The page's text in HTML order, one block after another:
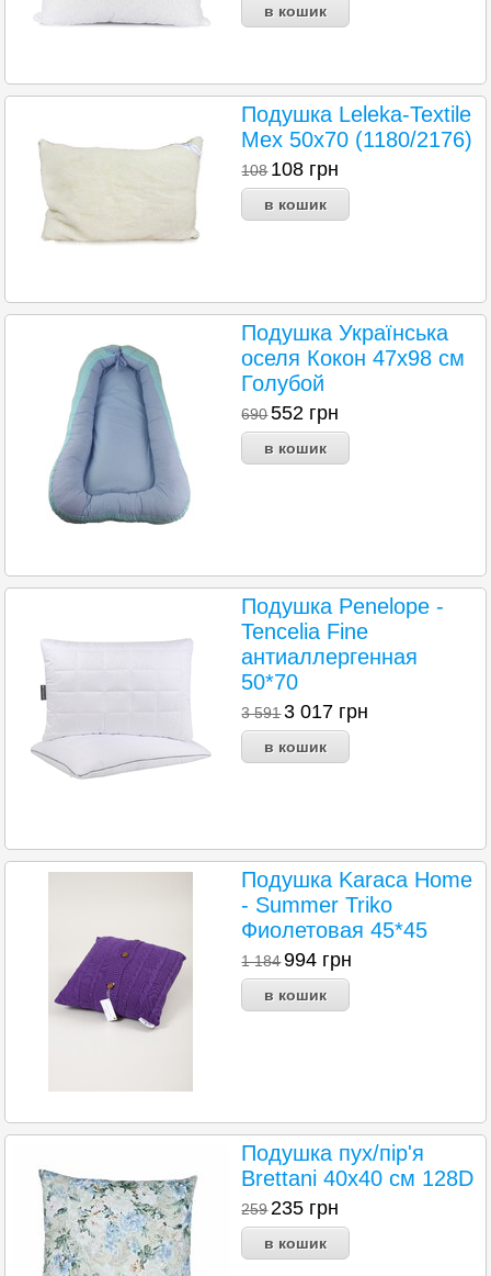
Подушка Leleka-Textile
Мех 50x70 (1180/2176)
108 108 грн
Подушка Українська
оселя Кокон 47x98 см
Голубой
690552 грн
Подушка Penelope -
Tencelia Fine
антиаллергенная
50*70
3 5913 017 грн
Подушка Karaca Home
- Summer Triko
Фиолетовая 45*45
1 184994 грн
Подушка пух/пір'я
Brettani 40х40 см 128D
259235 грн